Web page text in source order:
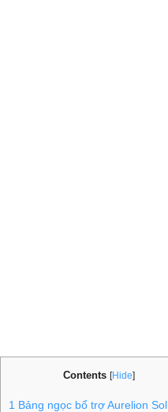
Contents [Hide]
1 Bảng ngọc bổ trợ Aurelion Sol